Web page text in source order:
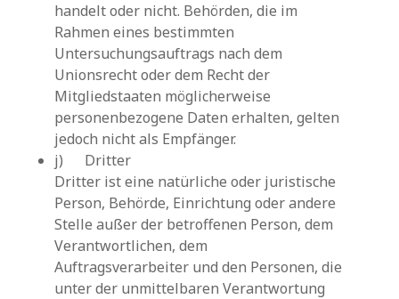
handelt oder nicht. Behörden, die im
Rahmen eines bestimmten
Untersuchungsauftrags nach dem
Unionsrecht oder dem Recht der
Mitgliedstaaten möglicherweise
personenbezogene Daten erhalten, gelten
jedoch nicht als Empfänger.
j) Dritter
Dritter ist eine natürliche oder juristische
Person, Behörde, Einrichtung oder andere
Stelle außer der betroffenen Person, dem
Verantwortlichen, dem
Auftragsverarbeiter und den Personen, die
unter der unmittelbaren Verantwortung